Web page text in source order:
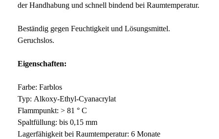
der Handhabung und schnell bindend bei Raumtemperatur.
Beständig gegen Feuchtigkeit und Lösungsmittel.
Geruchslos.
Eigenschaften:
Farbe: Farblos
Typ: Alkoxy-Ethyl-Cyanacrylat
Flammpunkt: > 81 ° C
Spaltfüllung: bis 0,15 mm
Lagerfähigkeit bei Raumtemperatur: 6 Monate